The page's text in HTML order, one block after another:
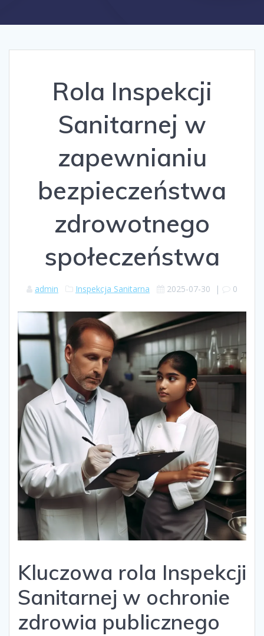
Rola Inspekcji
Sanitarnej w
zapewnianiu
bezpieczeństwa
zdrowotnego
społeczeństwa
admin Inspekcja Sanitarna 2025-07-30 | 0
Kluczowa rola Inspekcji
Sanitarnej w ochronie
zdrowia publicznego